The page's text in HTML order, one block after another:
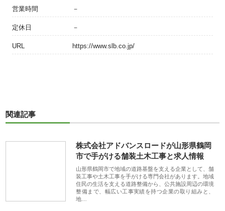
営業時間 －
定休日 －
URL https://www.slb.co.jp/
関連記事
株式会社アドバンスロードが山形県鶴岡
市で手がける舗装土木工事と求人情報
山形県鶴岡市で地域の道路基盤を支える企業として、舗
装工事や土木工事を手がける専門会社があります。地域
住民の生活を支える道路整備から、公共施設周辺の環境
整備まで、幅広い工事実績を持つ企業の取り組みと、
地…